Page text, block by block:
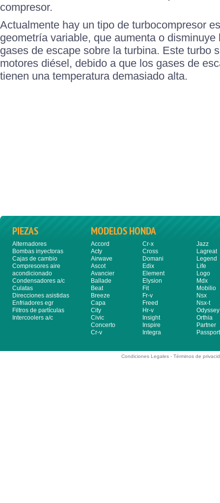
compresor.
Actualmente hay un tipo de turbocompresor
geometría variable, que aumenta o
gases de escape sobre la turbina. Este turbo
motores diésel, debido a que los gases de
tienen una temperatura demasiado alta.
PIEZAS
Alternadores
Bombas inyectoras
Cajas de cambio
Compresores aire
acondicionado
Condensadores a/c
Culatas
Direcciones asistidas
Enfriadores egr
Filtros de partículas
Intercoolers a/c
MODELOS HONDA
Accord
Acty
Airwave
Ascot
Avancier
Ballade
Beat
Breeze
Capa
City
Civic
Concerto
Cr-v
Cr-x
Cross
Domani
Edix
Element
Elysion
Fit
Fr-v
Freed
Hr-v
Insight
Inspire
Integra
Jazz
Lagreat
Legend
Life
Logo
Mdx
Mobilio
Nsx
Nsx-t
Odyssey
Orthia
Partner
Passport
Condiciones Legales -Términos de